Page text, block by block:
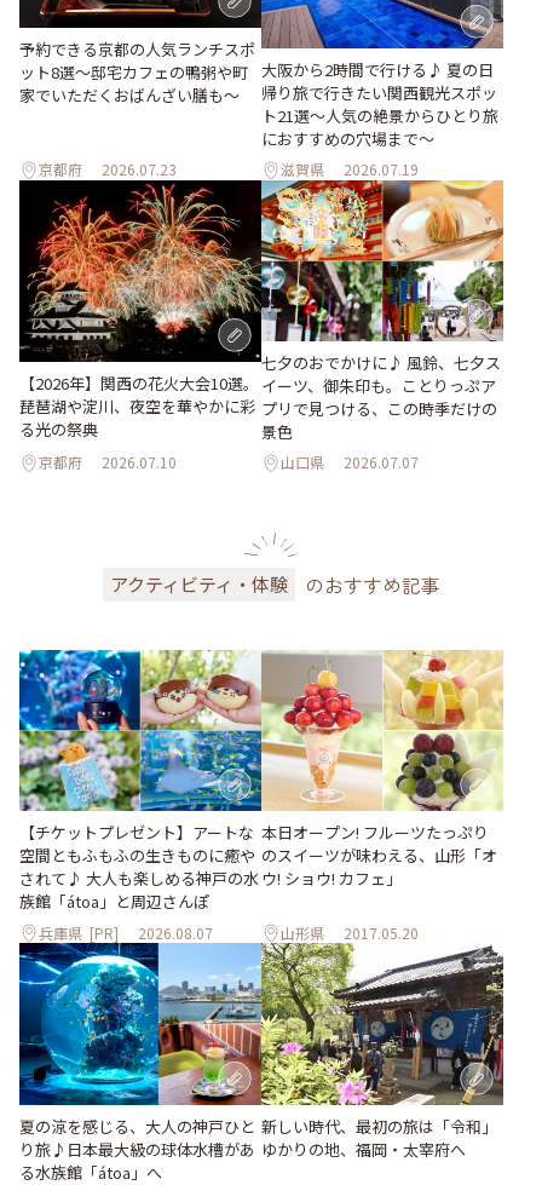
予約できる京都の人気ランチスポ
ット8選～邸宅カフェの鴨粥や町
家でいただくおばんざい膳も～
京都府 2026.07.23
大阪から2時間で行ける♪ 夏の日
帰り旅で行きたい関西観光スポッ
ト21選～人気の絶景からひとり旅
におすすめの穴場まで～
滋賀県 2026.07.19
【2026年】関西の花火大会10選。
琵琶湖や淀川、夜空を華やかに彩
る光の祭典
京都府 2026.07.10
七夕のおでかけに♪ 風鈴、七夕ス
イーツ、御朱印も。ことりっぷア
プリで見つける、この時季だけの
景色
山口県 2026.07.07
アクティビティ・体験 のおすすめ記事
【チケットプレゼント】アートな
空間ともふもふの生きものに癒や
されて♪ 大人も楽しめる神戸の水
族館「átoa」と周辺さんぽ
兵庫県 [PR] 2026.08.07
本日オープン! フルーツたっぷり
のスイーツが味わえる、山形「オ
ウ! ショウ! カフェ」
山形県 2017.05.20
夏の涼を感じる、大人の神戸ひと
り旅♪日本最大級の球体水槽があ
る水族館「átoa」へ
新しい時代、最初の旅は「令和」
ゆかりの地、福岡・太宰府へ